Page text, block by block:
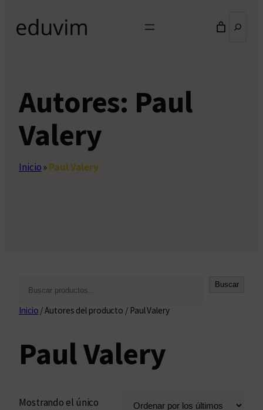
Autores: Paul
Valery
Inicio»Paul Valery
s
a
Buscar
Inicio / Autores del producto / Paul Valery
Paul Valery
Mostrando el único